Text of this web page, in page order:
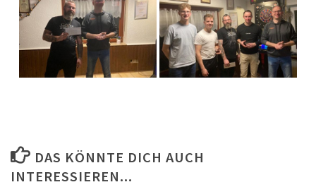
DAS KÖNNTE DICH AUCH
INTERESSIEREN...